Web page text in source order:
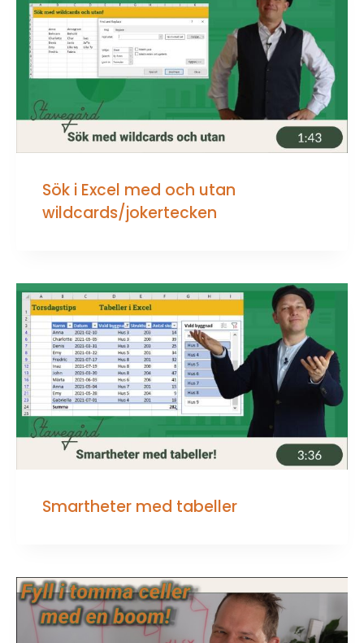
Sök i Excel med och utan
wildcards/jokertecken
Smartheter med tabeller